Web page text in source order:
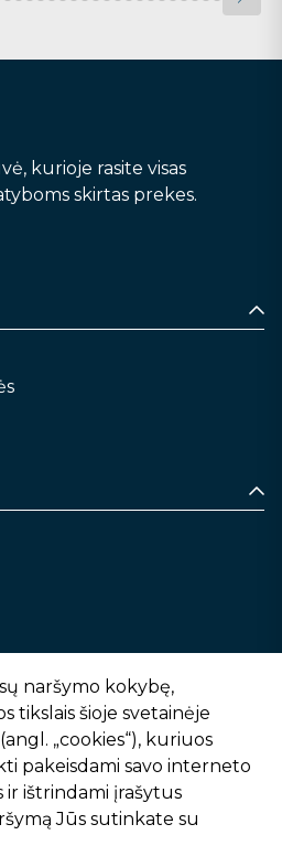
kurioje rasite visas
skirtas prekes.
taisyklės
ir prekių grąžinimas
naršymo kokybę,
tikslais šioje svetainėje
„cookies“), kuriuos
pakeisdami savo interneto
ištrindami įrašytus
Jūs sutinkate su